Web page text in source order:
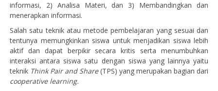
informasi, 2) Analisa Materi, dan 3) Membandingkan dan
menerapkan informasi.
Salah satu teknik atau metode pembelajaran yang sesuai dan
tentunya memungkinkan siswa untuk menjadikan siswa lebih
aktif dan dapat berpikir secara kritis serta menumbuhkan
interaksi antara siswa satu dengan siswa yang lainnya yaitu
teknik Think Pair and Share(TPS) yang merupakan bagian dari
cooperative learning.